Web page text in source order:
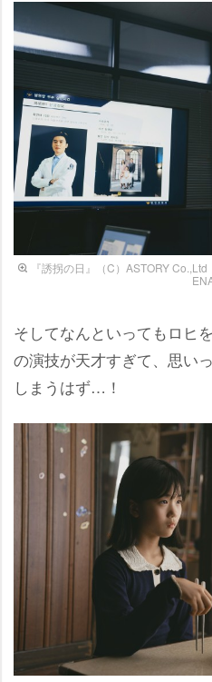
『誘拐の日』（C）ASTORY
そしてなんといってもロヒ
の演技が天才すぎて、思い
しまうはず…！